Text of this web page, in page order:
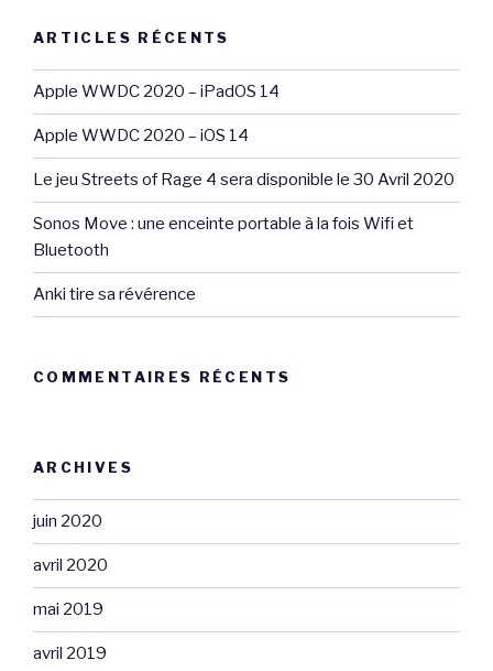
ARTICLES RÉCENTS
Apple WWDC 2020 – iPadOS 14
Apple WWDC 2020 – iOS 14
Le jeu Streets of Rage 4 sera disponible le 30 Avril 2020
Sonos Move : une enceinte portable à la fois Wifi et
Bluetooth
Anki tire sa révérence
COMMENTAIRES RÉCENTS
ARCHIVES
juin 2020
avril 2020
mai 2019
avril 2019